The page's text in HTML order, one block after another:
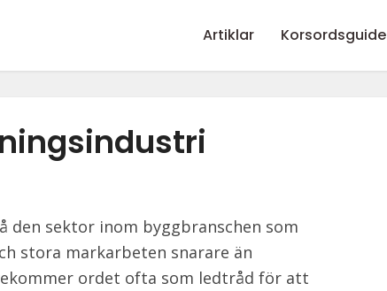
Artiklar Korsordsguide
den sektor inom byggbranschen som
stora markarbeten snarare än
ordet ofta som ledtråd för att